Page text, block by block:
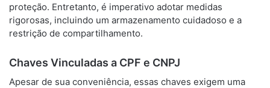
proteção. Entretanto, é imperativo adotar medidas
rigorosas, incluindo um armazenamento cuidadoso e a
restrição de compartilhamento.
Chaves Vinculadas a CPF e CNPJ
Apesar de sua conveniência, essas chaves exigem uma